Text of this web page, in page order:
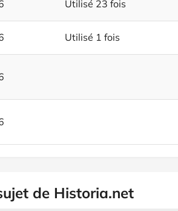
Utilisé 23 fois
Utilisé 1 fois
de Historia.net